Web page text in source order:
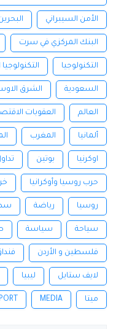
الأمن السيبراني
البنك المركزي في سرت
التكنولوجيا التكنولوجيا
السعودية الشرق
العالم العقوبات
ألمانيا المغرب
اوكرنيا بوتين
حرب روسيا وأوكرانيا
روسيا رياضة
سياحة سياسة
فلسطين و الأردن
لايف ستايل ليبيا
ميتا MEDIA